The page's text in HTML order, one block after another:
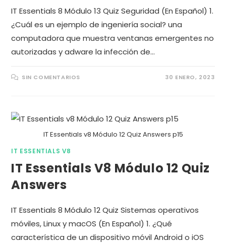
IT Essentials 8 Módulo 13 Quiz Seguridad (En Español) 1.
¿Cuál es un ejemplo de ingeniería social? una
computadora que muestra ventanas emergentes no
autorizadas y adware la infección de…
SIN COMENTARIOS 30 ENERO, 2023
IT Essentials v8 Módulo 12 Quiz Answers p15
IT ESSENTIALS V8
IT Essentials V8 Módulo 12 Quiz
Answers
IT Essentials 8 Módulo 12 Quiz Sistemas operativos
móviles, Linux y macOS (En Español) 1. ¿Qué
característica de un dispositivo móvil Android o iOS